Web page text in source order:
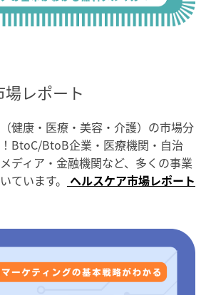
レポート
健康・医療・美容・介護）の市場分
BtoC/BtoB企業・医療機関・自治
ディア・金融機関など、多くの事業
ています。 ヘルスケア市場レポート